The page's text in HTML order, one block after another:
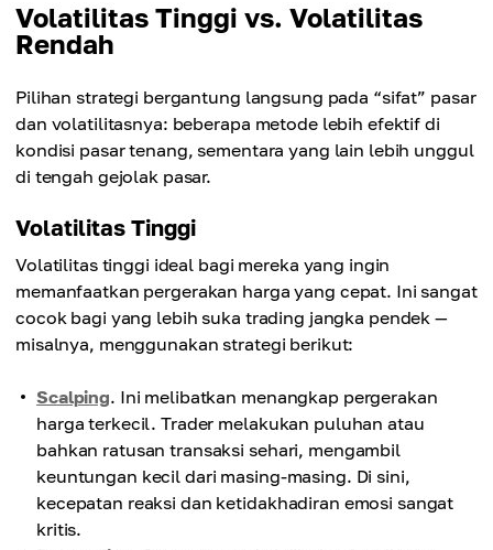
Volatilitas Tinggi vs. Volatilitas
Rendah
Pilihan strategi bergantung langsung pada “sifat” pasar
dan volatilitasnya: beberapa metode lebih efektif di
kondisi pasar tenang, sementara yang lain lebih unggul
di tengah gejolak pasar.
Volatilitas Tinggi
Volatilitas tinggi ideal bagi mereka yang ingin
memanfaatkan pergerakan harga yang cepat. Ini sangat
cocok bagi yang lebih suka trading jangka pendek —
misalnya, menggunakan strategi berikut:
Scalping. Ini melibatkan menangkap pergerakan
harga terkecil. Trader melakukan puluhan atau
bahkan ratusan transaksi sehari, mengambil
keuntungan kecil dari masing-masing. Di sini,
kecepatan reaksi dan ketidakhadiran emosi sangat
kritis.